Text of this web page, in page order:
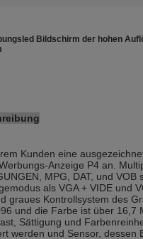
Bildschirm der hohen
Kunden eine
Anzeige P4 an.
MPG, DAT, und VOB
als VGA + VIDE und
graues Kontrollsystem des
und die Farbe ist über 16,7
Sättigung und
werden und Sensor, dessen